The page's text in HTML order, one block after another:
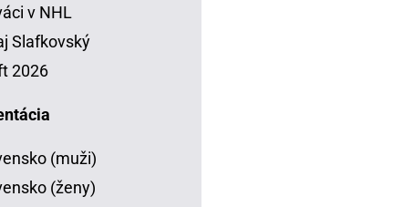
v NHL
Slafkovský
2026
(muži)
(ženy)